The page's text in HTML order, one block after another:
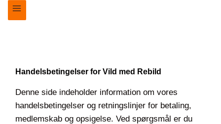
Handelsbetingelser for Vild med Rebild
Denne side indeholder information om vores
handelsbetingelser og retningslinjer for betaling,
medlemskab og opsigelse. Ved spørgsmål er du